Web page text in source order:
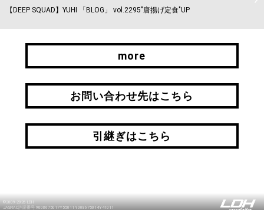
【DEEP SQUAD】YUHI 「BLOG」 vol.2295"唐揚げ定食"UP
more
more
お問い合わせ先はこちら
お問い合わせ先はこちら
引継ぎはこちら
引継ぎはこちら
©2009-2026 LDH
JASRAC許諾番号 9008675017Y55011 9008675014Y41011